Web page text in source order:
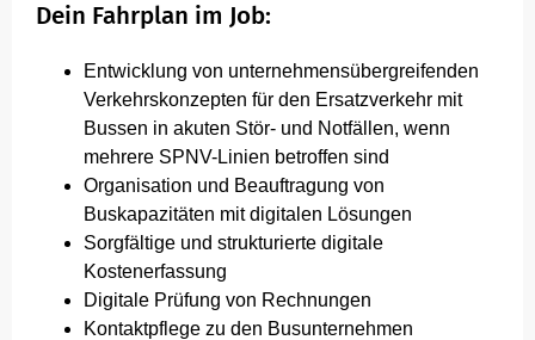
Dein Fahrplan im Job:
Entwicklung von unternehmensübergreifenden
Verkehrskonzepten für den Ersatzverkehr mit
Bussen in akuten Stör- und Notfällen, wenn
mehrere SPNV-Linien betroffen sind
Organisation und Beauftragung von
Buskapazitäten mit digitalen Lösungen
Sorgfältige und strukturierte digitale
Kostenerfassung
Digitale Prüfung von Rechnungen
Kontaktpflege zu den Busunternehmen